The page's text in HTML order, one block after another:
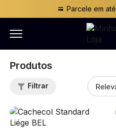
Parcele em até
Produtos
Filtrar